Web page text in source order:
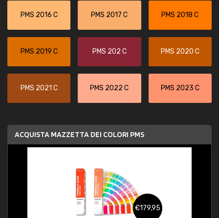
PMS 2016 C PMS 2017 C PMS 2018 C
PMS 2019 C PMS 202 C PMS 2020 C
PMS 2021 C PMS 2022 C PMS 2023 C
ACQUISTA MAZZETTA DEI COLORI PMS
€179,95